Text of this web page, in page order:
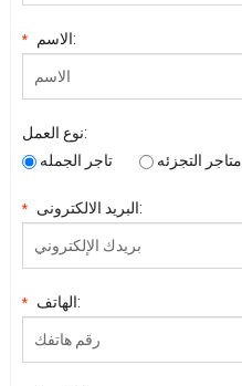
* الاسم:
نوع العمل:
تاجر الجمله
متاجر التجزئه
* البريد الالكترونى:
* الهاتف: